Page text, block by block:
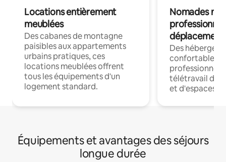
Locations entièrement
meublées
Des cabanes de montagne
paisibles aux appartements
urbains pratiques, ces
locations meublées offrent
tous les équipements d'un
logement standard.
Nomades
déplacement
Des
confortables
professionnels
télétravail
et d'espaces
Équipements et avantages des séjours
longue durée